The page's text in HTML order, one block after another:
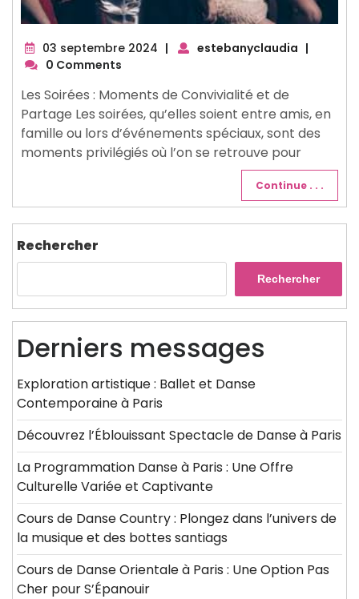
03 septembre 2024 03
| estebanyclaudia |
0 Comments
Les Soirées : Moments de Convivialité et de
Partage Les soirées, qu’elles soient entre amis, en
famille ou lors d’événements spéciaux, sont des
moments privilégiés où l’on se retrouve pour
Continue . . .
Rechercher
Rechercher
Derniers messages
Exploration artistique : Ballet et Danse
Contemporaine à Paris
Découvrez l’Éblouissant Spectacle de Danse à Paris
La Programmation Danse à Paris : Une Offre
Culturelle Variée et Captivante
Cours de Danse Country : Plongez dans l’univers de
la musique et des bottes santiags
Cours de Danse Orientale à Paris : Une Option Pas
Cher pour S’Épanouir